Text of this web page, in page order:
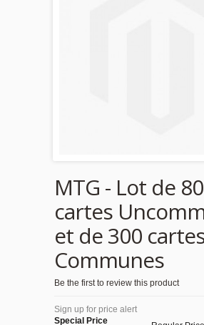
MTG - Lot de 80
cartes
et de 300
Communes
Be the first to review this product
Sign up for price alert
Special Price